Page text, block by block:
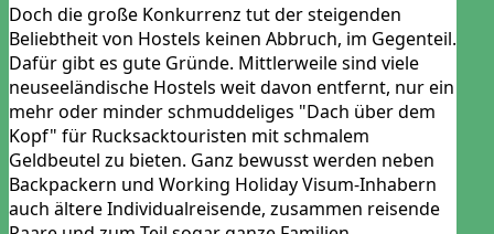
Doch die große Konkurrenz tut der steigenden
Beliebtheit von Hostels keinen Abbruch, im Gegenteil.
Dafür gibt es gute Gründe. Mittlerweile sind viele
neuseeländische Hostels weit davon entfernt, nur ein
mehr oder minder schmuddeliges "Dach über dem
Kopf" für Rucksacktouristen mit schmalem
Geldbeutel zu bieten. Ganz bewusst werden neben
Backpackern und Working Holiday Visum-Inhabern
auch ältere Individualreisende, zusammen reisende